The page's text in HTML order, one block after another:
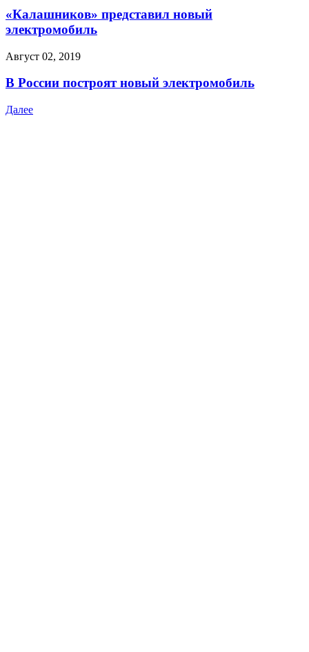
«Калашников» представил новый
электромобиль
Август 02, 2019
В России построят новый электромобиль
Далее